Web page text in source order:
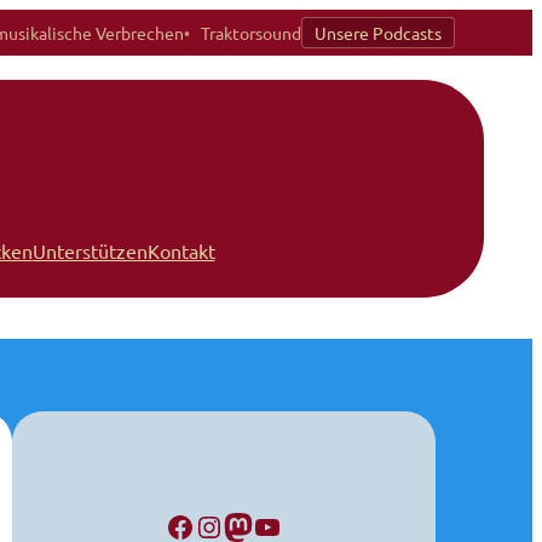
Verbrechen Traktorsound Unsere Podcasts
UnterstützenKontakt
Facebook InstagramMastodon YouTube